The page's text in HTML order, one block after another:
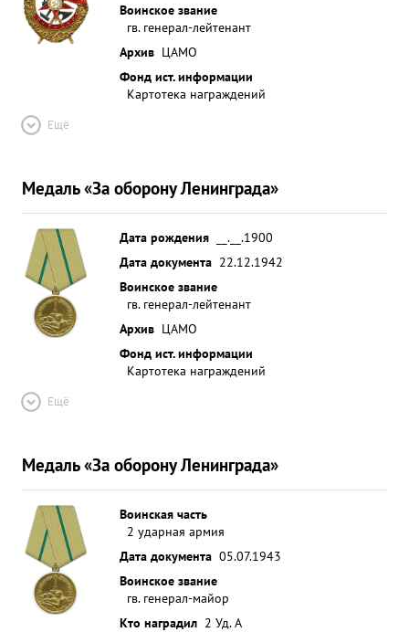
Воинское звание
гв. генерал-лейтенант
Архив ЦАМО
Фонд ист. информации
Картотека награждений
Ещё
Медаль «За оборону Ленинграда»
Дата рождения
__.__.1900
Дата документа 22.12.1942
Воинское звание
гв. генерал-лейтенант
Архив ЦАМО
Фонд ист. информации
Картотека награждений
Ещё
Медаль «За оборону Ленинграда»
Воинская часть
2 ударная армия
Дата документа 05.07.1943
Воинское звание
гв. генерал-майор
Кто наградил 2 Уд. А